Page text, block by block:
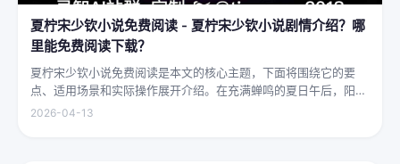
夏柠宋少钦小说免费阅读 - 夏柠宋少钦小说剧情介绍？哪
里能免费阅读下载？
夏柠宋少钦小说免费阅读是本文的核心主题，下面将围绕它的要
点、适用场景和实际操作展开介绍。在充满蝉鸣的夏日午后，阳光
透过梧桐树叶的缝隙，洒在少女夏柠的肩头。她坐在旧书摊旁，手
2026-04-13